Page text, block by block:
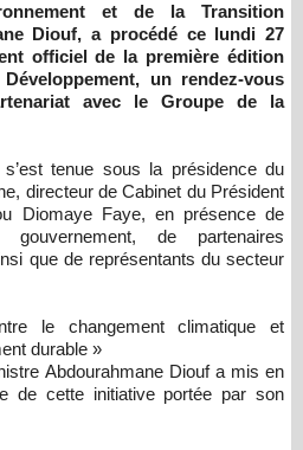
Diouf, a procédé ce lundi 27
officiel de la première édition
un rendez-vous
avec le Groupe de la
s’est tenue sous la présidence du
directeur de Cabinet du Président
Diomaye Faye, en présence de
de partenaires
que de représentants du secteur
le changement climatique et
durable »
Abdourahmane Diouf a mis en
de cette initiative portée par son